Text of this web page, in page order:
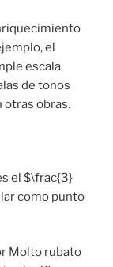
el
escala
de tonos
otras obras.
el $\frac{3}
como punto
Molto rubato